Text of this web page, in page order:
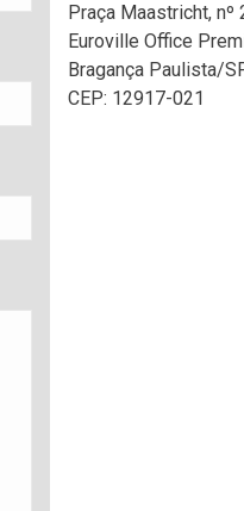
Praça Maastricht, nº
Euroville Office
Bragança Paulista/
CEP: 12917-021